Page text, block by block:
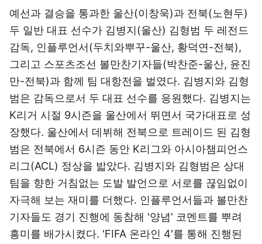
예선과 결승을 통과한 울산(이창욱)과 전북(노현두)
두 일반 대표 선수가 김병지(울산) 김형범 두 레전드
감독, 인플루언서(두치와뿌꾸-울산, 황덕연-전북),
그리고 스포츠조선 볼만찬기자들(박찬준-울산, 윤진
만-전북)과 함께 팀 대항전을 벌였다. 김병지와 김형
범은 감독으로서 두 대표 선수를 응원했다. 김병지는
K리거 시절 9시즌을 울산에서 뛰면서 국가대표로 성
장했다. 울산에서 데뷔해 전북으로 트레이드 된 김형
범은 전북에서 6시즌 동안 K리그와 아시아챔피언스
리그(ACL) 정상을 밟았다. 김병지와 김형범은 상대
팀을 향한 거침없는 도발 발언으로 서로를 끊임없이
자극해 보는 재미를 더했다. 인플루언서들과 볼만찬
기자들도 경기 진행에 동참해 '양념' 코멘트를 뿌려
흥미를 배가시켰다. 'FIFA 온라인 4'를 통해 진행된